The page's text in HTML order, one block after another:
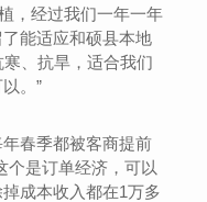
，经过我们一年一年
能适应和硕县本地
、抗旱，适合我们
。”
春季都被客商提前
个是订单经济，可以
成本收入都在1万多